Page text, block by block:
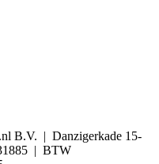
B.V. | Danzigerkade 15-
| BTW